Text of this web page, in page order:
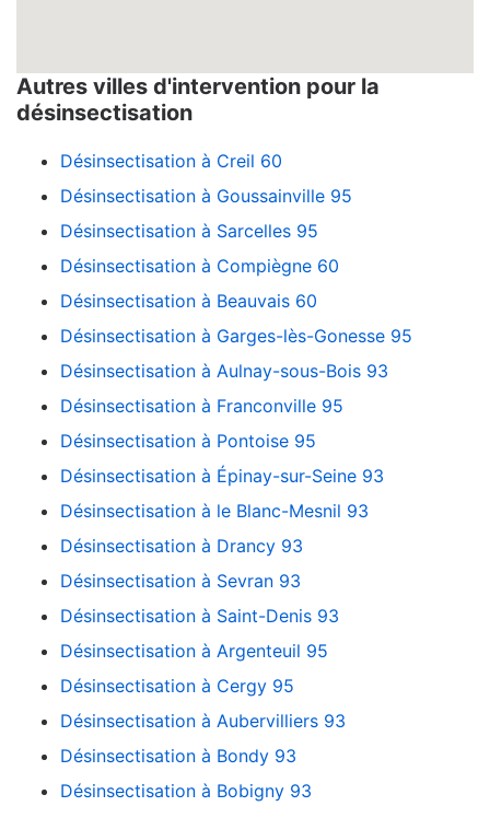
Autres villes d'intervention pour la
désinsectisation
Désinsectisation à Creil 60
Désinsectisation à Goussainville 95
Désinsectisation à Sarcelles 95
Désinsectisation à Compiègne 60
Désinsectisation à Beauvais 60
Désinsectisation à Garges-lès-Gonesse 95
Désinsectisation à Aulnay-sous-Bois 93
Désinsectisation à Franconville 95
Désinsectisation à Pontoise 95
Désinsectisation à Épinay-sur-Seine 93
Désinsectisation à le Blanc-Mesnil 93
Désinsectisation à Drancy 93
Désinsectisation à Sevran 93
Désinsectisation à Saint-Denis 93
Désinsectisation à Argenteuil 95
Désinsectisation à Cergy 95
Désinsectisation à Aubervilliers 93
Désinsectisation à Bondy 93
Désinsectisation à Bobigny 93